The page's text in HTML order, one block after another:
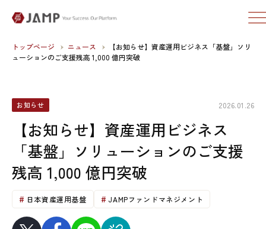
トップページ ニュース
【お知らせ】資産運用ビジネス「基盤」ソリ
ューションのご支援残高 1,000 億円突破
お知らせ 2026.01.26
【お知らせ】資産運用ビジネス
「基盤」ソリューションのご支援
残高 1,000 億円突破
日本資産運用基盤 JAMPファンドマネジメント